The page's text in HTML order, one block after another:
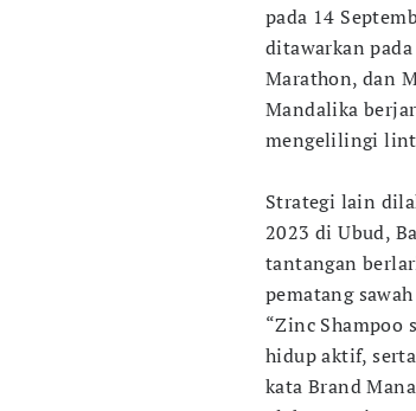
pada 14
ditawarkan
Marathon, dan
Mandalika
mengelilingi
Strategi lain
2023 di Ubud,
tantangan
pematang
“Zinc Shampoo
hidup aktif,
kata Brand